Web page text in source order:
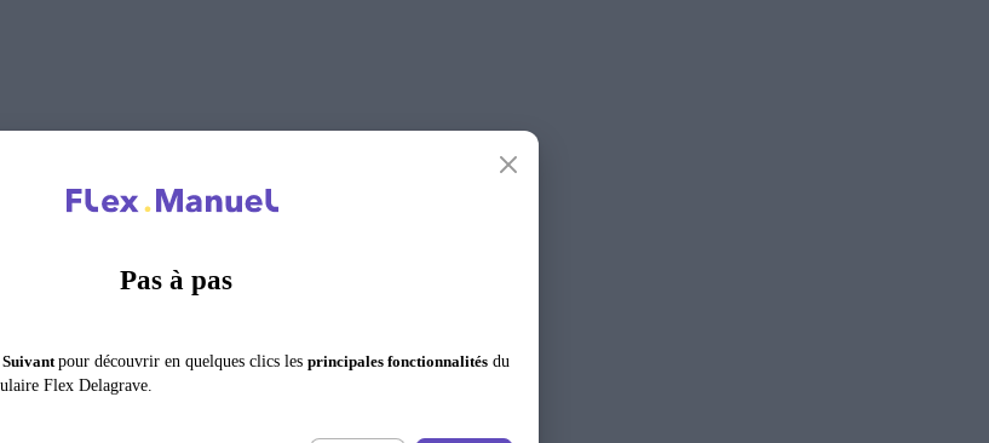
Pas à pas
Suivantpour découvrir en quelques clics les principales fonctionnalités du
Flex Delagrave.